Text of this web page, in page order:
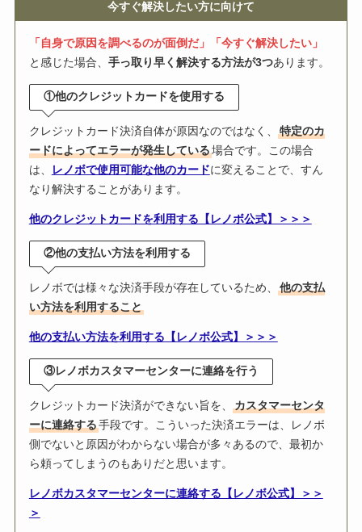
今すぐ解決したい方に向けて
「自身で原因を調べるのが面倒だ」「今すぐ解決したい」
と感じた場合、 手っ取り早く解決する方法が3つあります。
①他のクレジットカードを使用する
クレジットカード決済自体が原因なのではなく、
特定のカ
ードによってエラーが発生している 場合です。この場合
は、
レノボで使用可能な他のカードに変えることで、すん
なり解決することがあります。
他のクレジットカードを利用する【レノボ公式】＞＞＞
②他の支払い方法を利用する
レノボでは様々な決済手段が存在しているため、
他の支払
い方法を利用すること
他の支払い方法を利用する【レノボ公式】＞＞＞
③レノボカスタマーセンターに連絡を行う
クレジットカード決済ができない旨を、
カスタマーセンタ
ーに連絡する 手段です。こういった決済エラーは、レノボ
側でないと原因がわからない場合が多々あるので、最初か
ら頼ってしまうのもありだと思います。
レノボカスタマーセンターに連絡する【レノボ公式】＞＞
＞